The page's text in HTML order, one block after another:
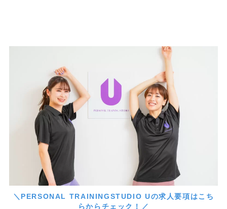
＼PERSONAL TRAININGSTUDIO Uの求人要項はこち
らからチェック！／